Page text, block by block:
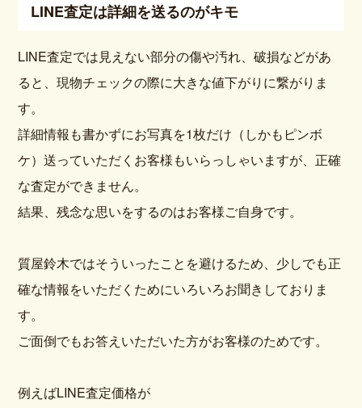
LINE査定は詳細を送るのがキモ
LINE査定では見えない部分の傷や汚れ、破損などがあ
ると、現物チェックの際に大きな値下がりに繋がりま
す。
詳細情報も書かずにお写真を1枚だけ（しかもピンボ
ケ）送っていただくお客様もいらっしゃいますが、正確
な査定ができません。
結果、残念な思いをするのはお客様ご自身です。
質屋鈴木ではそういったことを避けるため、少しでも正
確な情報をいただくためにいろいろお聞きしておりま
す。
ご面倒でもお答えいただいた方がお客様のためです。
例えばLINE査定価格が